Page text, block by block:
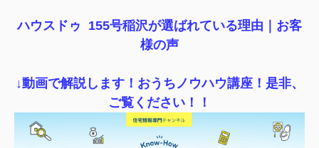
ハウスドゥ 155号稲沢が選ばれている理由｜ お客
様の声
↓動画で解説します！おうちノウハウ講座！是非、
ご覧ください！！